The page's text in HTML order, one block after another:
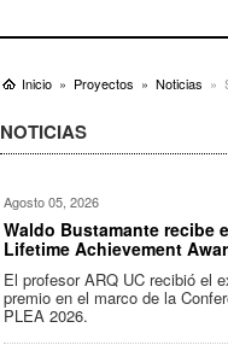
Inicio Proyectos Noticias
NOTICIAS
Agosto 05, 2026
Waldo Bustamante recibe
Lifetime Achievement
El profesor ARQ UC recibió el
premio en el marco de la
PLEA 2026.